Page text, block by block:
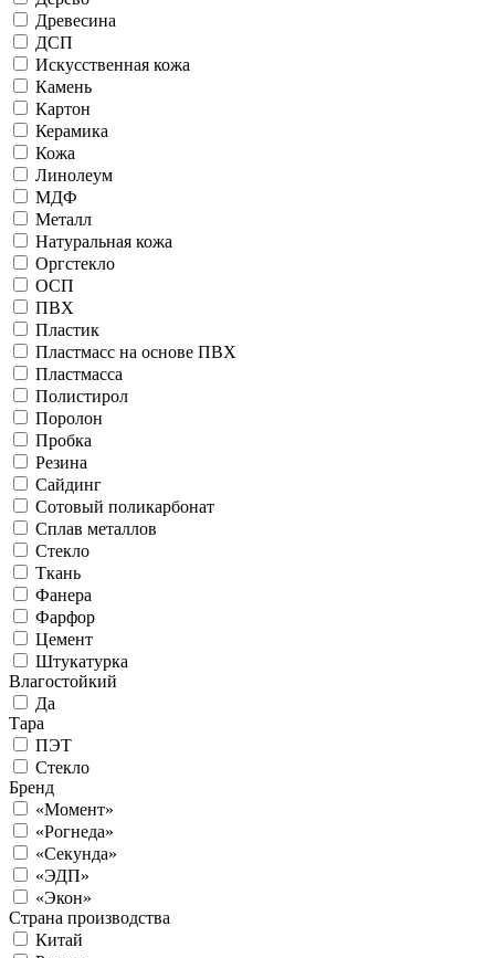
Древесина
ДСП
Искусственная кожа
Камень
Картон
Керамика
Кожа
Линолеум
МДФ
Металл
Натуральная кожа
Оргстекло
ОСП
ПВХ
Пластик
Пластмасс на основе ПВХ
Пластмасса
Полистирол
Поролон
Пробка
Резина
Сайдинг
Сотовый поликарбонат
Сплав металлов
Стекло
Ткань
Фанера
Фарфор
Цемент
Штукатурка
Влагостойкий
Да
Тара
ПЭТ
Стекло
Бренд
«Момент»
«Рогнеда»
«Секунда»
«ЭДП»
«Экон»
Страна производства
Китай